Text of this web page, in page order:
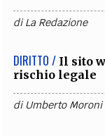
diLa Redazione
DIRITTO / Il sito
rischio legale
di Umberto Moroni